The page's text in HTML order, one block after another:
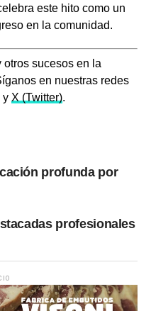
este hito como un
en la comunidad.
otros sucesos en la
en nuestras redes
y X (Twitter).
profunda por
profesionales